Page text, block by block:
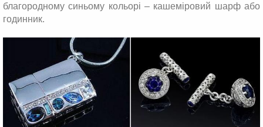
благородному синьому кольорі – кашеміровий шарф або
годинник.